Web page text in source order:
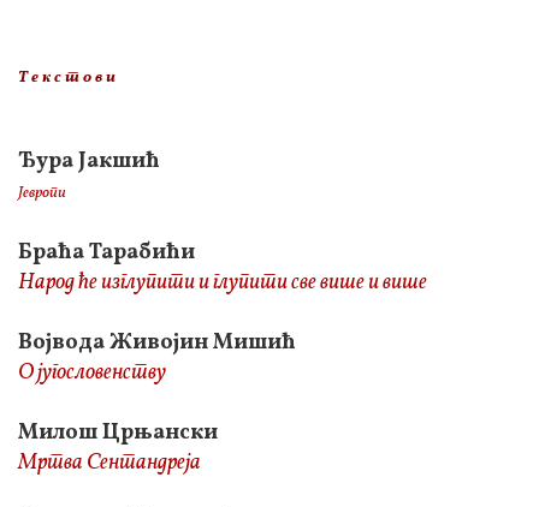
Т е к с т о в и
Ђура Јакшић
Јевропи
Браћа Тарабићи
Народ ће изглупити и глупити све више и више
Војвода Живојин Мишић
О југословенству
Милош Црњански
Мртва Сентандреја